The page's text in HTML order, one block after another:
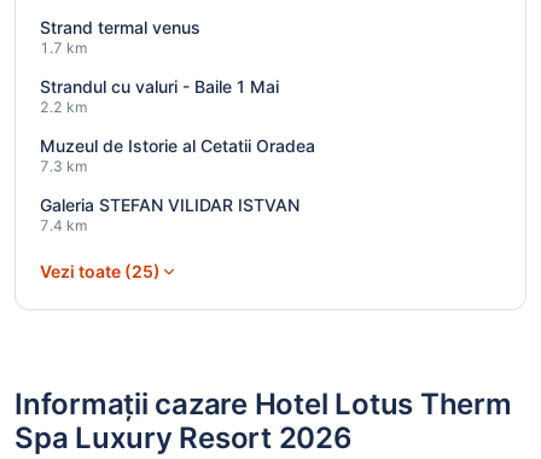
Strand termal venus
1.7 km
Strandul cu valuri - Baile 1 Mai
2.2 km
Muzeul de Istorie al Cetatii Oradea
7.3 km
Galeria STEFAN VILIDAR ISTVAN
7.4 km
Vezi toate (25)
Informații cazare Hotel Lotus Therm
Spa Luxury Resort 2026